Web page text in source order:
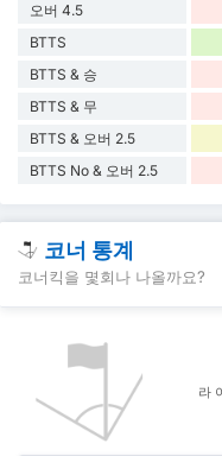
오버 4.5
BTTS
BTTS & 승
BTTS & 무
BTTS & 오버 2.5
BTTS No & 오버 2.5
코너 통계
코너킥을 몇회나 나올까요?
라